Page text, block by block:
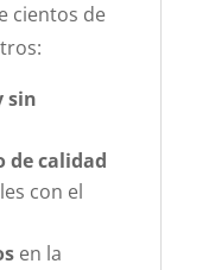
cientos de
sin
de calidad
con el
en la